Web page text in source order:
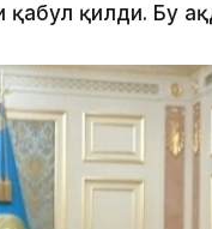
қилди. Бу